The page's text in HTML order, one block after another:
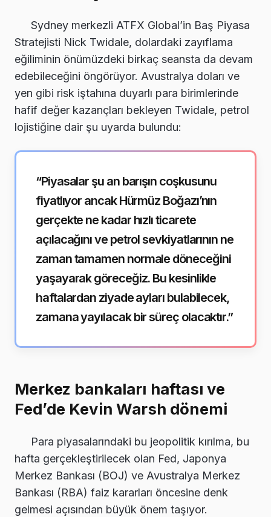
Sydney merkezli ATFX Global’in Baş Piyasa
Stratejisti Nick Twidale, dolardaki zayıflama
eğiliminin önümüzdeki birkaç seansta da devam
edebileceğini öngörüyor. Avustralya doları ve
yen gibi risk iştahına duyarlı para birimlerinde
hafif değer kazançları bekleyen Twidale, petrol
lojistiğine dair şu uyarda bulundu:
“Piyasalar şu an barışın coşkusunu
fiyatlıyor ancak Hürmüz Boğazı’nın
gerçekte ne kadar hızlı ticarete
açılacağını ve petrol sevkiyatlarının ne
zaman tamamen normale döneceğini
yaşayarak göreceğiz. Bu kesinlikle
haftalardan ziyade ayları bulabilecek,
zamana yayılacak bir süreç olacaktır.”
Merkez bankaları haftası ve
Fed’de Kevin Warsh dönemi
Para piyasalarındaki bu jeopolitik kırılma, bu
hafta gerçekleştirilecek olan Fed, Japonya
Merkez Bankası (BOJ) ve Avustralya Merkez
Bankası (RBA) faiz kararları öncesine denk
gelmesi açısından büyük önem taşıyor.